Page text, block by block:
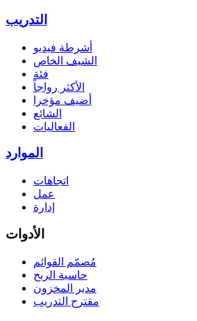
التدريب
أشرطة فيديو
الشيف الخاص
فئة
الأكثر رواجاً
أضيف مؤخرا
الشائع
الفعاليات
الموارد
اتجاهات
عمل
إدارة
الأدوات
مُصمّم القوائم
حاسبة الربح
مدير المخزون
مقترح التدريب